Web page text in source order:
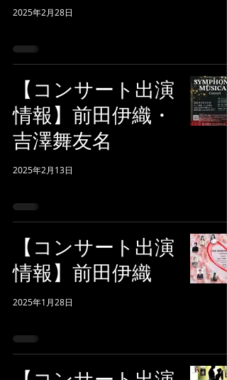
2025年2月28日
【コンサート出演
情報】前田伊織・
吉澤舞友名
2025年2月13日
【コンサート出演
情報】前田伊織
2025年1月28日